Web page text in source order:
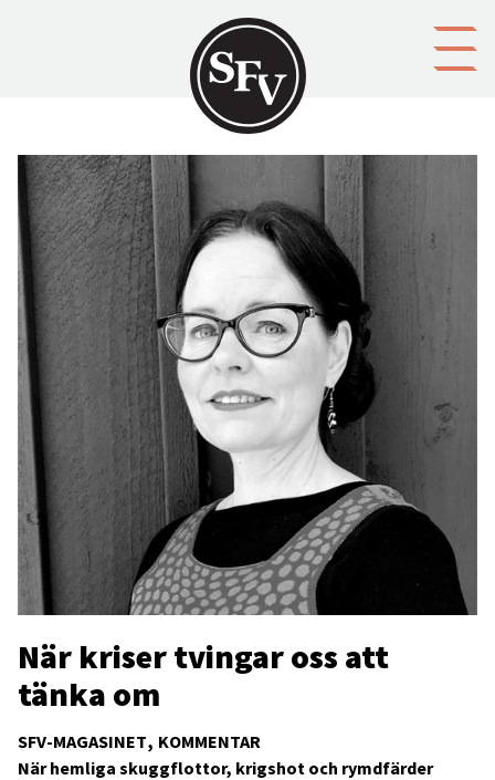
SFV-MAGASINET KOMMENTAR
När kriser tvingar oss att
tänka om
När hemliga skuggflottor, krigshot och rymdfärder